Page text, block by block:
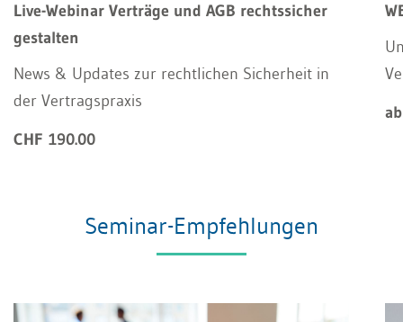
Live-Webinar Verträge und AGB rechtssicher
gestalten
News & Updates zur rechtlichen Sicherheit in
der Vertragspraxis
CHF 190.00
Seminar-Empfehlungen